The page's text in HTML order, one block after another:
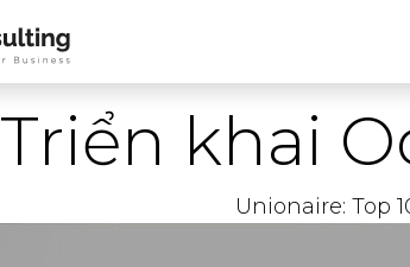
Triển khai
Unionaire: Top